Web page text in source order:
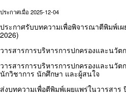
ประกาศเมื่อ 2025-12-04
ประกาศรับบทความเพื่อพิจารณาตีพิมพ์เ
2026)
วารสารการบริหารการปกครองและนวัต
วารสารการบริหารการปกครองและนวั
นักวิชาการ นักศึกษา และผู้สนใจ
ส่งบทความเพื่อตีพิมพ์เผยแพร่ในวารสาร